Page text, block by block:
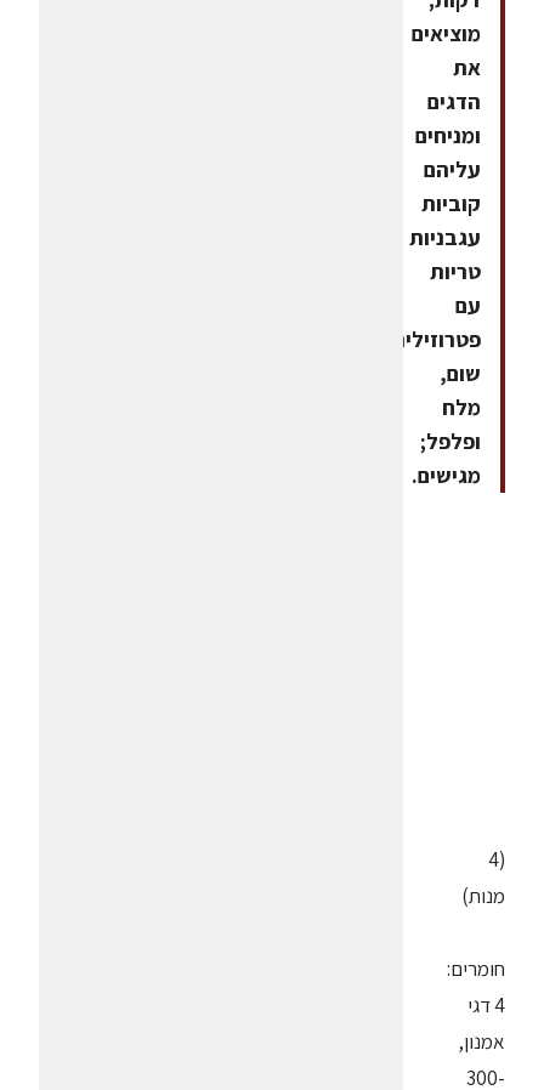
מוציאים
את
הדגים
ומניחים
עליהם
קוביות
עגבניות
טריות
עם
פטרוזיליה,
שום,
מלח
ופלפל;
מגישים.
(4
מנות)
חומרים:
4 דגי
אמנון,
300-